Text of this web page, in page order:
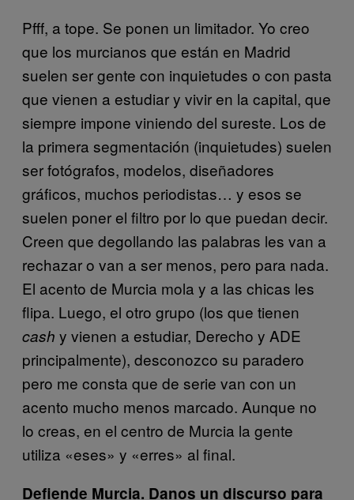
Pfff, a tope. Se ponen un limitador. Yo creo
que los murcianos que están en Madrid
suelen ser gente con inquietudes o con pasta
que vienen a estudiar y vivir en la capital, que
siempre impone viniendo del sureste. Los de
la primera segmentación (inquietudes) suelen
ser fotógrafos, modelos, diseñadores
gráficos, muchos periodistas… y esos se
suelen poner el filtro por lo que puedan decir.
Creen que degollando las palabras les van a
rechazar o van a ser menos, pero para nada.
El acento de Murcia mola y a las chicas les
flipa. Luego, el otro grupo (los que tienen
cash y vienen a estudiar, Derecho y ADE
principalmente), desconozco su paradero
pero me consta que de serie van con un
acento mucho menos marcado. Aunque no
lo creas, en el centro de Murcia la gente
utiliza «eses» y «erres» al final.
Defiende Murcia. Danos un discurso para